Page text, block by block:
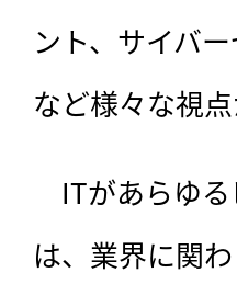
ント、サイバ
など様々な視
ITがあらゆる
は、業界に関